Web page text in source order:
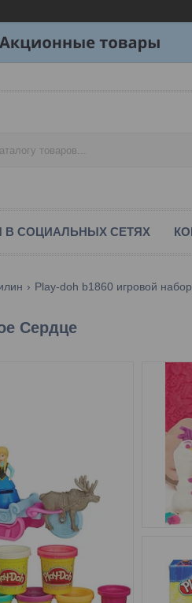
В СОЦИАЛЬНЫХ СЕТЯХ
Play-doh b1860 игровой
Сердце